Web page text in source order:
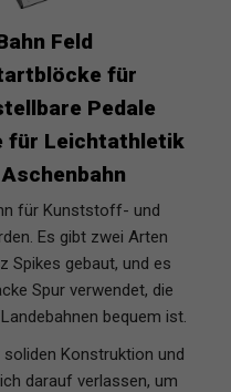
Feld
für
Pedale
für Leichtathletik
für Kunststoff- und
Es gibt zwei Arten
Spikes gebaut, und es
Spur verwendet, die
bequem ist.
soliden Konstruktion und
darauf verlassen, um